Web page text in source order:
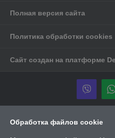
Полная версия сайта
Политика обработки cookies
Сайт создан на платформе
Информация для покупателя
Обработка файлов cookie